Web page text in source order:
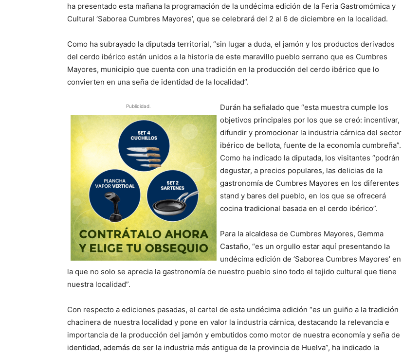
ha presentado esta mañana la programación de la undécima edición de la Feria Gastromómica y
Cultural ‘Saborea Cumbres Mayores’, que se celebrará del 2 al 6 de diciembre en la localidad.
Como ha subrayado la diputada territorial, “sin lugar a duda, el jamón y los productos derivados
del cerdo ibérico están unidos a la historia de este maravillo pueblo serrano que es Cumbres
Mayores, municipio que cuenta con una tradición en la producción del cerdo ibérico que lo
convierten en una seña de identidad de la localidad”.
Publicidad.
Durán ha señalado que “esta muestra cumple los
objetivos principales por los que se creó: incentivar,
difundir y promocionar la industria cárnica del sector
ibérico de bellota, fuente de la economía cumbreña”.
Como ha indicado la diputada, los visitantes “podrán
degustar, a precios populares, las delicias de la
gastronomía de Cumbres Mayores en los diferentes
stand y bares del pueblo, en los que se ofrecerá
cocina tradicional basada en el cerdo ibérico”.
Para la alcaldesa de Cumbres Mayores, Gemma
Castaño, “es un orgullo estar aquí presentando la
undécima edición de ‘Saborea Cumbres Mayores’ en
la que no solo se aprecia la gastronomía de nuestro pueblo sino todo el tejido cultural que tiene
nuestra localidad”.
Con respecto a ediciones pasadas, el cartel de esta undécima edición “es un guiño a la tradición
chacinera de nuestra localidad y pone en valor la industria cárnica, destacando la relevancia e
importancia de la producción del jamón y embutidos como motor de nuestra economía y seña de
identidad, además de ser la industria más antigua de la provincia de Huelva”, ha indicado la